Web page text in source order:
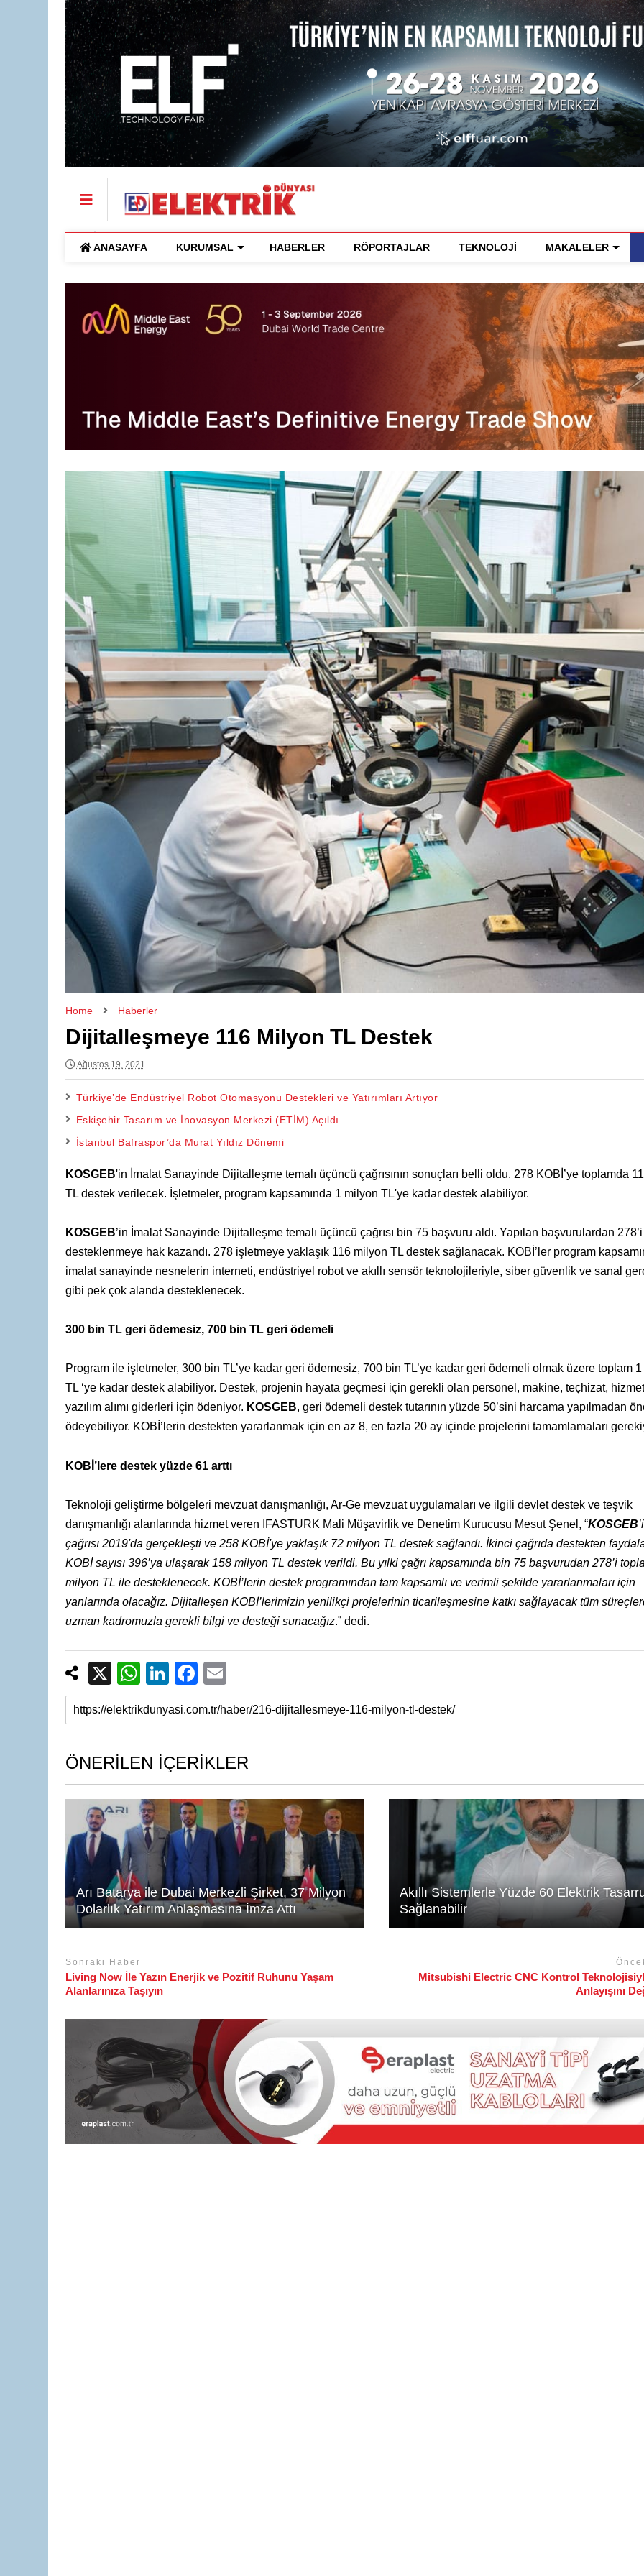
ANASAYFA KURUMSAL HABERLER RÖPORTAJLAR TEKNOLOJİ MAKALELER
Home Haberler
Dijitalleşmeye 116 Milyon TL Destek
Ağustos 19, 2021
Türkiye’de Endüstriyel Robot Otomasyonu Destekleri ve Yatırımları Artıyor
Eskişehir Tasarım ve İnovasyon Merkezi (ETİM) Açıldı
İstanbul Bafraspor’da Murat Yıldız Dönemi
KOSGEB'in İmalat Sanayinde Dijitalleşme temalı üçüncü çağrısının sonuçları belli oldu. 278 KOBİ’ye toplamda
TL destek verilecek. İşletmeler, program kapsamında 1 milyon TL'ye kadar destek alabiliyor.
KOSGEB’in İmalat Sanayinde Dijitalleşme temalı üçüncü çağrısı bin 75 başvuru aldı. Yapılan başvurulardan 278’i
desteklenmeye hak kazandı. 278 işletmeye yaklaşık 116 milyon TL destek sağlanacak. KOBİ’ler program
imalat sanayinde nesnelerin interneti, endüstriyel robot ve akıllı sensör teknolojileriyle, siber güvenlik ve sanal
gibi pek çok alanda desteklenecek.
300 bin TL geri ödemesiz, 700 bin TL geri ödemeli
Program ile işletmeler, 300 bin TL’ye kadar geri ödemesiz, 700 bin TL’ye kadar geri ödemeli olmak üzere toplam
TL ‘ye kadar destek alabiliyor. Destek, projenin hayata geçmesi için gerekli olan personel, makine, teçhizat,
yazılım alımı giderleri için ödeniyor. KOSGEB, geri ödemeli destek tutarının yüzde 50’sini harcama yapılmadan
ödeyebiliyor. KOBİ’lerin destekten yararlanmak için en az 8, en fazla 20 ay içinde projelerini tamamlamaları
KOBİ’lere destek yüzde 61 arttı
Teknoloji geliştirme bölgeleri mevzuat danışmanlığı, Ar-Ge mevzuat uygulamaları ve ilgili devlet destek ve teşvik
danışmanlığı alanlarında hizmet veren IFASTURK Mali Müşavirlik ve Denetim Kurucusu Mesut Şenel, “KOSGEB
çağrısı 2019'da gerçekleşti ve 258 KOBİ'ye yaklaşık 72 milyon TL destek sağlandı. İkinci çağrıda destekten
KOBİ sayısı 396’ya ulaşarak 158 milyon TL destek verildi. Bu yılki çağrı kapsamında bin 75 başvurudan 278’i
milyon TL ile desteklenecek. KOBİ’lerin destek programından tam kapsamlı ve verimli şekilde yararlanmaları için
yanlarında olacağız. Dijitalleşen KOBİ’lerimizin yenilikçi projelerinin ticarileşmesine katkı sağlayacak tüm
uzman kadromuzla gerekli bilgi ve desteği sunacağız.” dedi.
X
W
h
at
A
p
p
Li
n
k
dI
n
F
a
c
b
o
o
k
m
ail
ÖNERİLEN İÇERİKLER
Arı Batarya ile Dubai Merkezli Şirket, 37 Milyon
Dolarlık Yatırım Anlaşmasına İmza Attı
Akıllı Sistemlerle Yüzde 60 Elektrik
Sağlanabilir
Sonraki Haber
Living Now İle Yazın Enerjik ve Pozitif Ruhunu Yaşam
Alanlarınıza Taşıyın
Mitsubishi Electric CNC Kontrol
Anlayışını